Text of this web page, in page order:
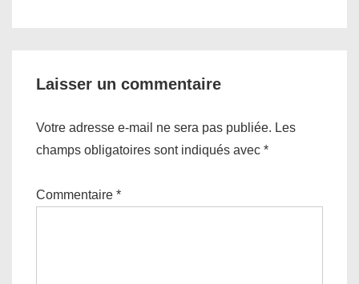
Laisser un commentaire
Votre adresse e-mail ne sera pas publiée. Les
champs obligatoires sont indiqués avec *
Commentaire *